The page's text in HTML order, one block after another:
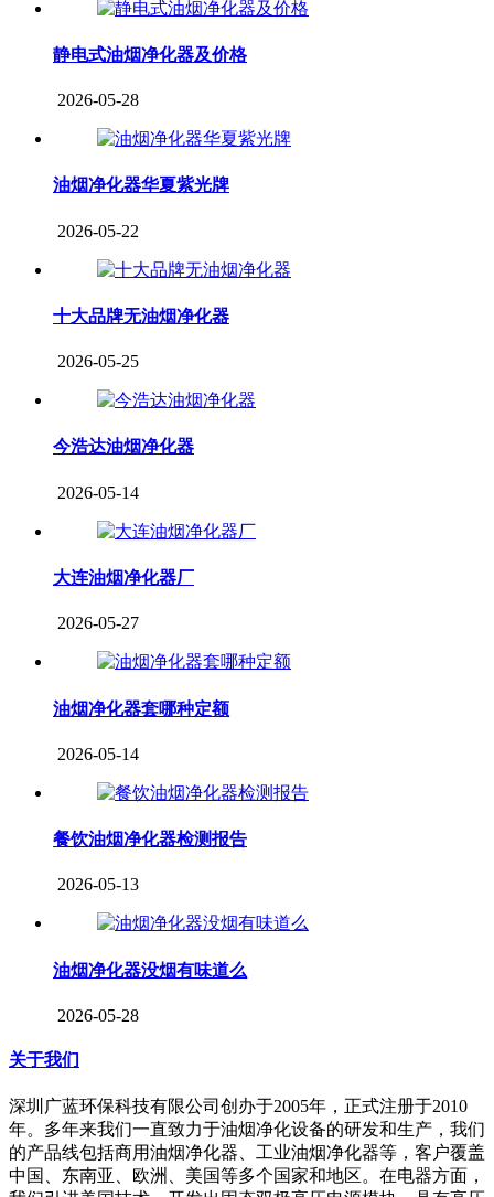
静电式油烟净化器及价格
2026-05-28
油烟净化器华夏紫光牌
2026-05-22
十大品牌无油烟净化器
2026-05-25
今浩达油烟净化器
2026-05-14
大连油烟净化器厂
2026-05-27
油烟净化器套哪种定额
2026-05-14
餐饮油烟净化器检测报告
2026-05-13
油烟净化器没烟有味道么
2026-05-28
关于我们
深圳广蓝环保科技有限公司创办于2005年，正式注册于2010
年。多年来我们一直致力于油烟净化设备的研发和生产，我们
的产品线包括商用油烟净化器、工业油烟净化器等，客户覆盖
中国、东南亚、欧洲、美国等多个国家和地区。在电器方面，